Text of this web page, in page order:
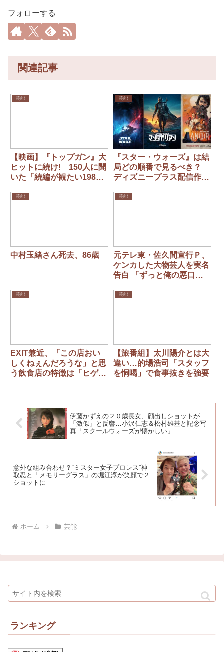
フォローする
関連記事
芸能
【映画】『トップガン』大
ヒットに続け! 150人に聞
いた「続編が観たい1980
芸能
『スター・ウォーズ』は結
局どの順番で見るべき？
ディズニープラス配信作を
に整理
芸能
中村玉緒さん死去、86歳
芸能
元テレ東・佐久間宣行Ｐ、
ケンカした大物芸人を実名
告白 「ずっと俺の悪口言
くて…」
芸能
EXIT兼近、「この店おい
しくねぇんだろうな」と思
う飲食店の特徴は「ヒゲ生
を力説
芸能
【旅番組】太川陽介とは大
違い…的場浩司「スタッフ
を恫喝」で食事抜きを強要
伊藤かずえの２０歳長女、顔出しショットが
「激似」と反響…小沢仁志＆松村雄基と記念写
真「スクールウォーズが懐かしい」
意外な組み合わせ？“ミスター女子プロレス”神
取忍と「メモリーグラス」の堀江淳が笑顔で２
ショットに
ホーム 芸能
ランキング